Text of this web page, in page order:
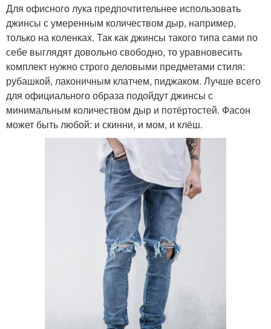
Для офисного лука предпочтительнее использовать
джинсы с умеренным количеством дыр, например,
только на коленках. Так как джинсы такого типа сами по
себе выглядят довольно свободно, то уравновесить
комплект нужно строго деловыми предметами стиля:
рубашкой, лаконичным клатчем, пиджаком. Лучше всего
для официального образа подойдут джинсы с
минимальным количеством дыр и потёртостей. Фасон
может быть любой: и скинни, и мом, и клёш.